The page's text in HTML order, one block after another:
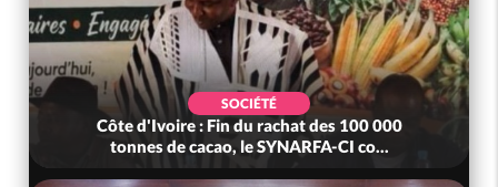
SOCIÉTÉ
Côte d'Ivoire : Fin du rachat des 100 000
tonnes de cacao, le SYNARFA-CI co...